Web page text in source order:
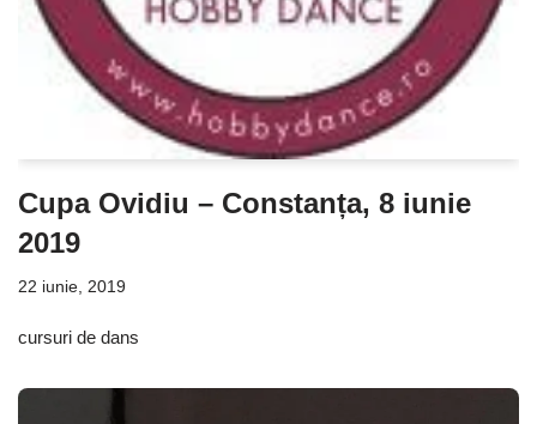
Cupa Ovidiu – Constanța, 8 iunie
2019
22 iunie, 2019
cursuri de dans